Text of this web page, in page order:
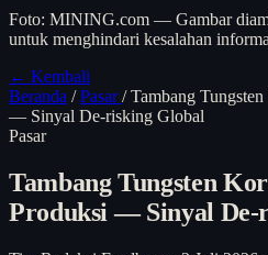
Foto: MINING.com — Gambar
untuk menghindari kesalahan
← Kembali
Beranda / Pasar/ Tambang
— Sinyal De-risking Global
Pasar
Tambang Tungsten
Produksi — Sinyal De-